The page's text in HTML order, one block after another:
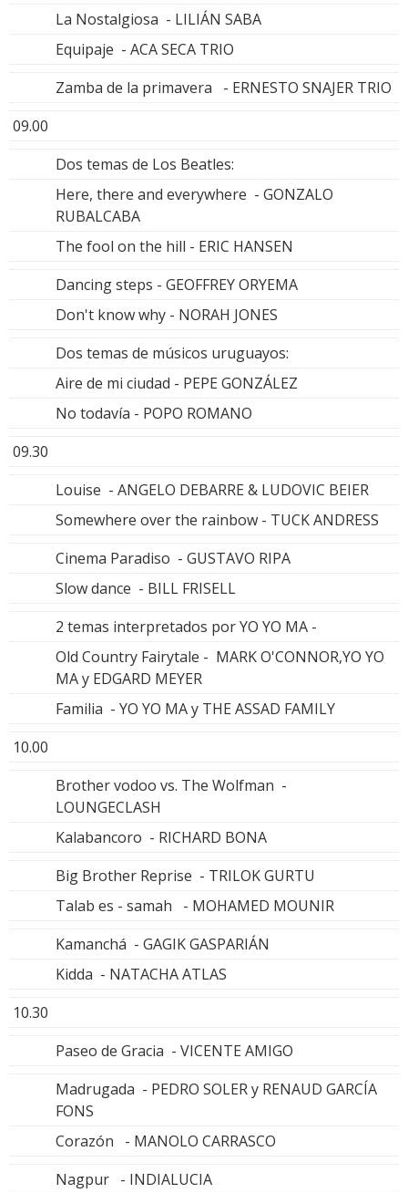
La Nostalgiosa - LILIÁN SABA
Equipaje - ACA SECA TRIO
Zamba de la primavera - ERNESTO SNAJER TRIO
09.00
Dos temas de Los Beatles:
Here, there and everywhere - GONZALO
RUBALCABA
The fool on the hill - ERIC HANSEN
Dancing steps - GEOFFREY ORYEMA
Don't know why - NORAH JONES
Dos temas de músicos uruguayos:
Aire de mi ciudad - PEPE GONZÁLEZ
No todavía - POPO ROMANO
09.30
Louise - ANGELO DEBARRE & LUDOVIC BEIER
Somewhere over the rainbow - TUCK ANDRESS
Cinema Paradiso - GUSTAVO RIPA
Slow dance - BILL FRISELL
2 temas interpretados por YO YO MA -
Old Country Fairytale - MARK O'CONNOR,YO YO
MA y EDGARD MEYER
Familia - YO YO MA y THE ASSAD FAMILY
10.00
Brother vodoo vs. The Wolfman -
LOUNGECLASH
Kalabancoro - RICHARD BONA
Big Brother Reprise - TRILOK GURTU
Talab es - samah - MOHAMED MOUNIR
Kamanchá - GAGIK GASPARIÁN
Kidda - NATACHA ATLAS
10.30
Paseo de Gracia - VICENTE AMIGO
Madrugada - PEDRO SOLER y RENAUD GARCÍA
FONS
Corazón - MANOLO CARRASCO
Nagpur - INDIALUCIA